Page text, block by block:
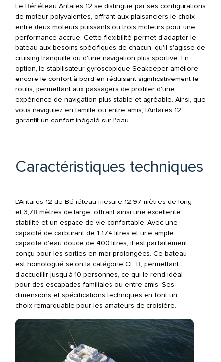
Le Bénéteau Antares 12 se distingue par ses configurations
de moteur polyvalentes, offrant aux plaisanciers le choix
entre deux moteurs puissants ou trois moteurs pour une
performance accrue. Cette flexibilité permet d'adapter le
bateau aux besoins spécifiques de chacun, qu'il s'agisse de
cruising tranquille ou d'une navigation plus sportive. En
option, le stabilisateur gyroscopique Seakeeper améliore
encore le confort à bord en réduisant significativement le
roulis, permettant aux passagers de profiter d'une
expérience de navigation plus stable et agréable. Ainsi, que
vous naviguiez en famille ou entre amis, l'Antares 12
garantit un confort inégalé sur l'eau.
Caractéristiques techniques
L'Antares 12 de Bénéteau mesure 12,97 mètres de long
et 3,78 mètres de large, offrant ainsi une excellente
stabilité et un espace de vie confortable. Avec une
capacité de carburant de 1 174 litres et une ample
capacité d'eau douce de 400 litres, il est parfaitement
conçu pour les sorties en mer prolongées. Ce bateau
est homologué selon la catégorie CE B, permettant
d'accueillir jusqu'à 10 personnes, ce qui le rend idéal
pour des escapades familiales ou entre amis. Ses
dimensions et spécifications techniques en font un
choix remarquable pour les amateurs de croisière.